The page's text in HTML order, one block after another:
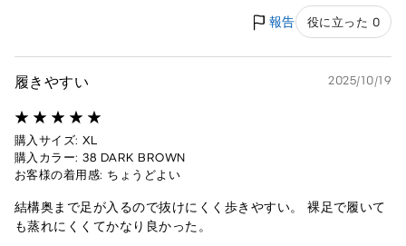
報告 役に立った 0
履きやすい 2025/10/19
購入サイズ: XL
購入カラー: 38 DARK BROWN
お客様の着用感: ちょうどよい
結構奥まで足が入るので抜けにくく歩きやすい。 裸足で履いて
も蒸れにくくてかなり良かった。